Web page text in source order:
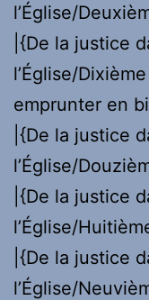
l’Église/
|{De la justice
l’Église/
emprunter en
|{De la justice
l’Église/
|{De la justice
l’Église/
|{De la justice
l’Église/